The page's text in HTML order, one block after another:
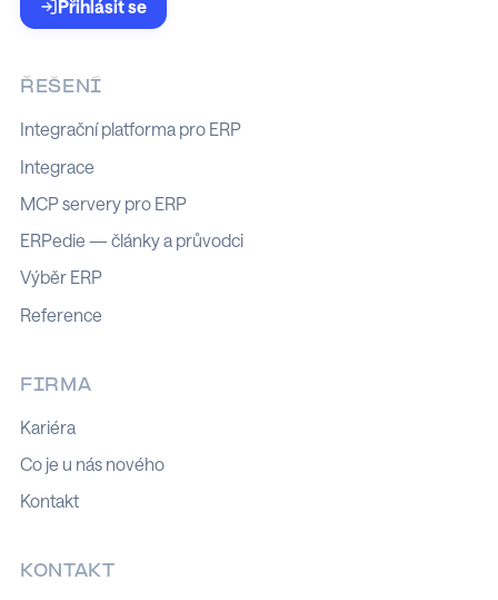
Přihlásit se
ŘEŠENÍ
Integrační platforma pro ERP
Integrace
MCP servery pro ERP
ERPedie — články a průvodci
Výběr ERP
Reference
FIRMA
Kariéra
Co je u nás nového
Kontakt
KONTAKT